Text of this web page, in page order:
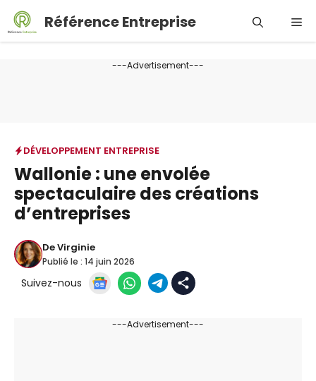
Aller
contenu
Référence Entreprise
---Advertisement---
DÉVELOPPEMENT ENTREPRISE
Wallonie : une envolée
spectaculaire des créations
d’entreprises
DeVirginie
Publié le : 14 juin 2026
Suivez-nous
---Advertisement---